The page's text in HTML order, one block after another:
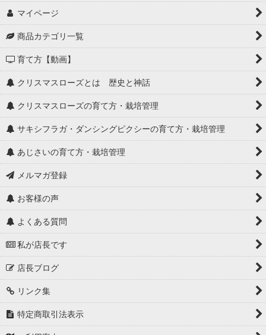
マイページ
商品カテゴリ一覧
育て方【動画】
クリスマスローズとは 歴史と神話
クリスマスローズの育て方・栽培管理
サキシフラガ・ダンシングピクシーの育て方・栽培管理
あじさいの育て方・栽培管理
メルマガ登録
お客様の声
よくある質問
私が店長です
店長ブログ
リンク集
特定商取引法表示